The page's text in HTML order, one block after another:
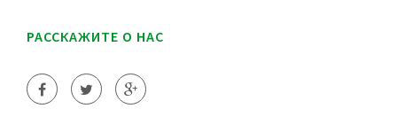
РАССКАЖИТЕ О НАС